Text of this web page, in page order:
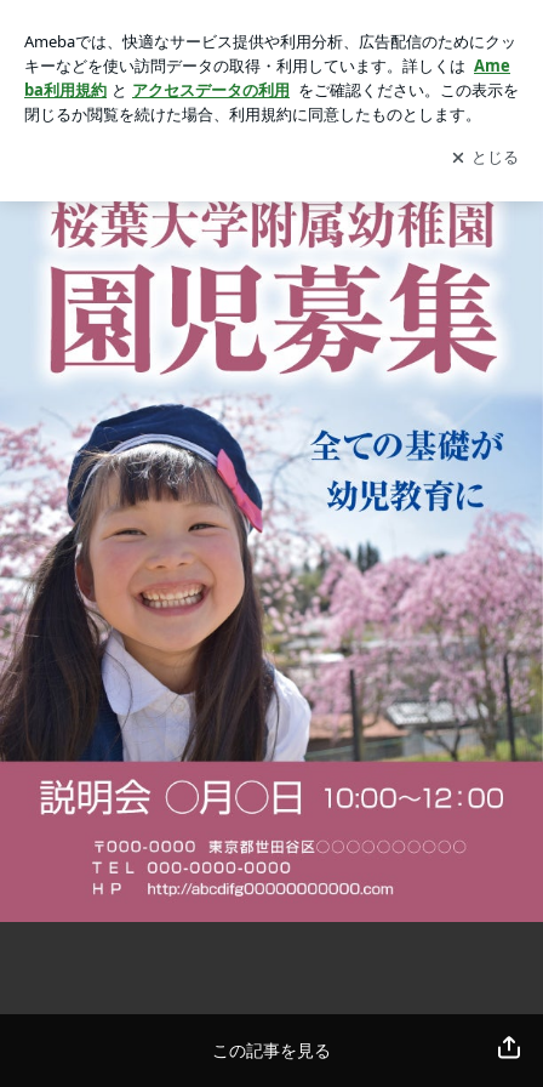
とポスター貼り比較の画像 5枚中2枚目
地域密着型宣伝について 新聞折込チラシとポスティング配布とポスター貼り比較
この記事を見る